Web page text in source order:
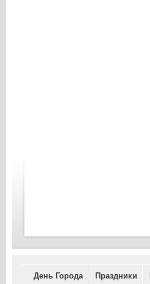
День Города Праздники